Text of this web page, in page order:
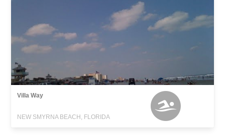
Villa Way
NEW SMYRNA BEACH, FLORIDA